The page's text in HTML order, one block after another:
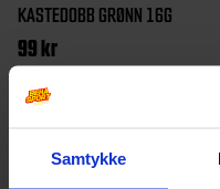
Samtykke
KASTEDOBB GRØNN 16G
99kr